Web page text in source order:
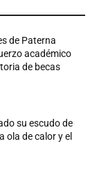
de Paterna
académico
de becas
su escudo de
ola de calor y el